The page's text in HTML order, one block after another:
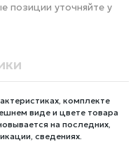
позиции уточняйте у
комплекте
виде и цвете товара
на последних,
сведениях.